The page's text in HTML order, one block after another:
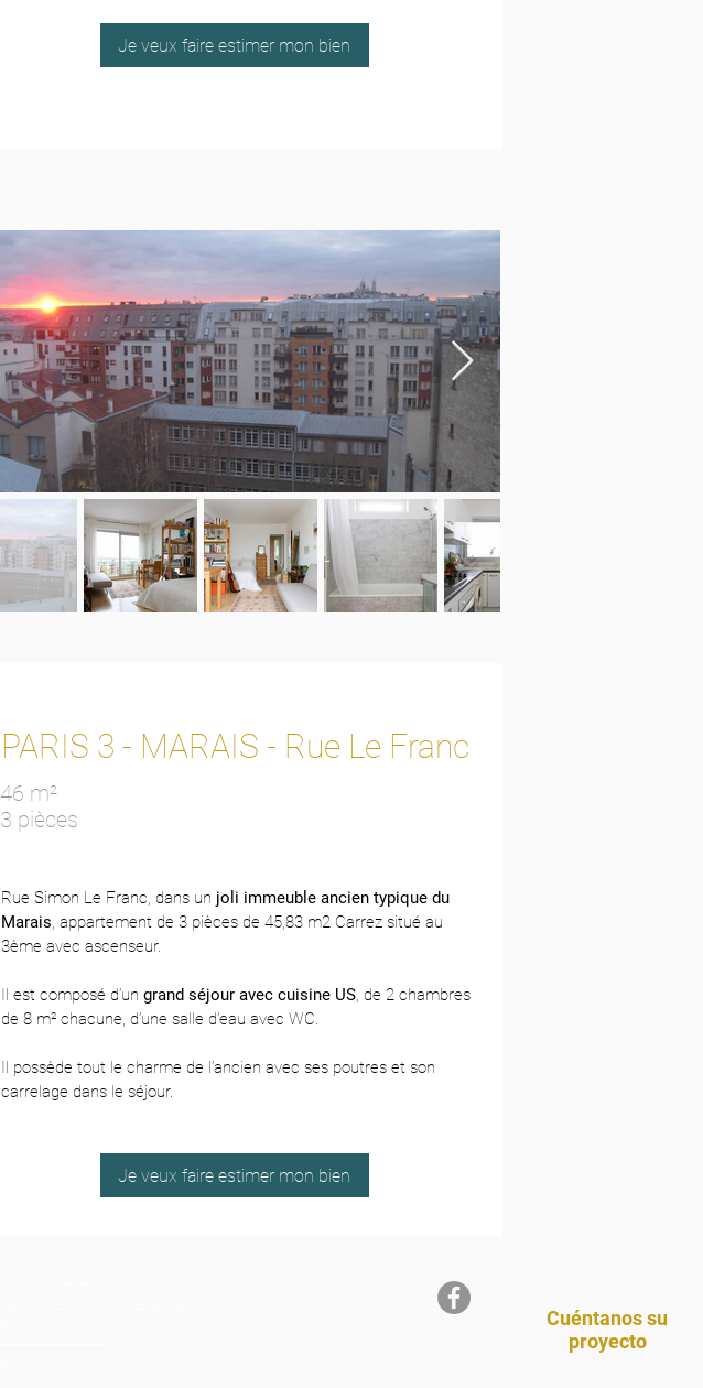
Je veux faire estimer mon bien
PARIS 3 - MARAIS - Rue Le Franc
Rue Simon Le Franc, dans un joli immeuble ancien typique du
Marais, appartement de 3 pièces de 45,83 m2 Carrez situé au
3ème avec ascenseur.
Il est composé d’un grand séjour avec cuisine US, de 2 chambres
de 8 m² chacune, d’une salle d’eau avec WC.
Il possède tout le charme de l’ancien avec ses poutres et son
carrelage dans le séjour.
Je veux faire estimer mon bien
46 m²
3 pièces
Cuéntanos su
proyecto